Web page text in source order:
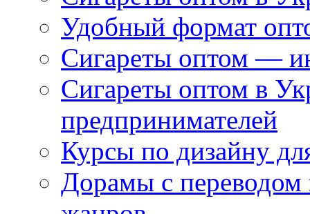
Удобный формат
Сигареты оптом —
Сигареты оптом в
предпринимателей
Курсы по дизайну
Дорамы с переводом